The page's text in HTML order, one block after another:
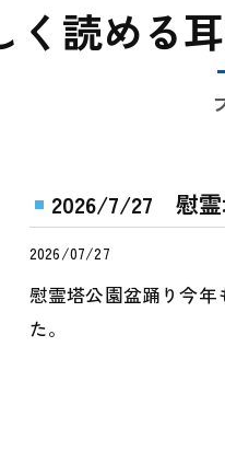
く読める
2026/7/27 慰
2026/07/27
慰霊塔公園盆踊り今
た。